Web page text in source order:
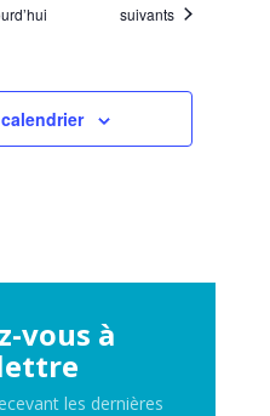
Évènements
suivants
vous à
les dernières